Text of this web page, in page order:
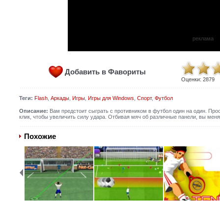
реклама
Добавить в Фавориты
Оценки: 2879
Теги: Flash, Аркады, Игры, Игры для Windows Спорт, Футбол
Описание: Вам предстоит сыграть с противником в футбол один на один.
клик, чтобы увеличить силу удара. Отбивая мяч об различные панели, вы
Похожие